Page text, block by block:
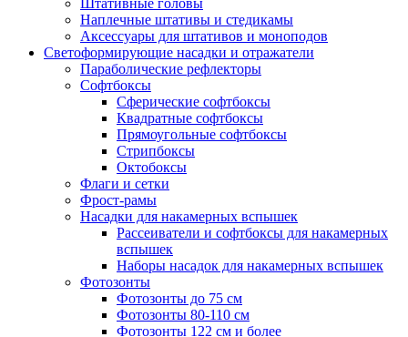
Штативные головы
Наплечные штативы и стедикамы
Аксессуары для штативов и моноподов
Светоформирующие насадки и отражатели
Параболические рефлекторы
Софтбоксы
Сферические софтбоксы
Квадратные софтбоксы
Прямоугольные софтбоксы
Стрипбоксы
Октобоксы
Флаги и сетки
Фрост-рамы
Насадки для накамерных вспышек
Рассеиватели и софтбоксы для накамерных
вспышек
Наборы насадок для накамерных вспышек
Фотозонты
Фотозонты до 75 см
Фотозонты 80-110 см
Фотозонты 122 см и более